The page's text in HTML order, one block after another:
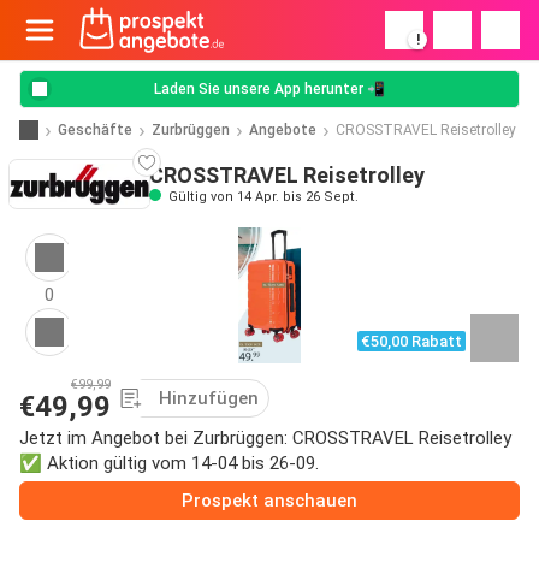
!
Laden Sie unsere App herunter 📲
Geschäfte Zurbrüggen Angebote CROSSTRAVEL Reisetrolley
CROSSTRAVEL Reisetrolley
Gültig von 14 Apr. bis 26 Sept.
0
€50,00 Rabatt
€99,99
€49,99
Hinzufügen
Jetzt im Angebot bei Zurbrüggen: CROSSTRAVEL Reisetrolley
✅ Aktion gültig vom 14-04 bis 26-09.
Prospekt anschauen